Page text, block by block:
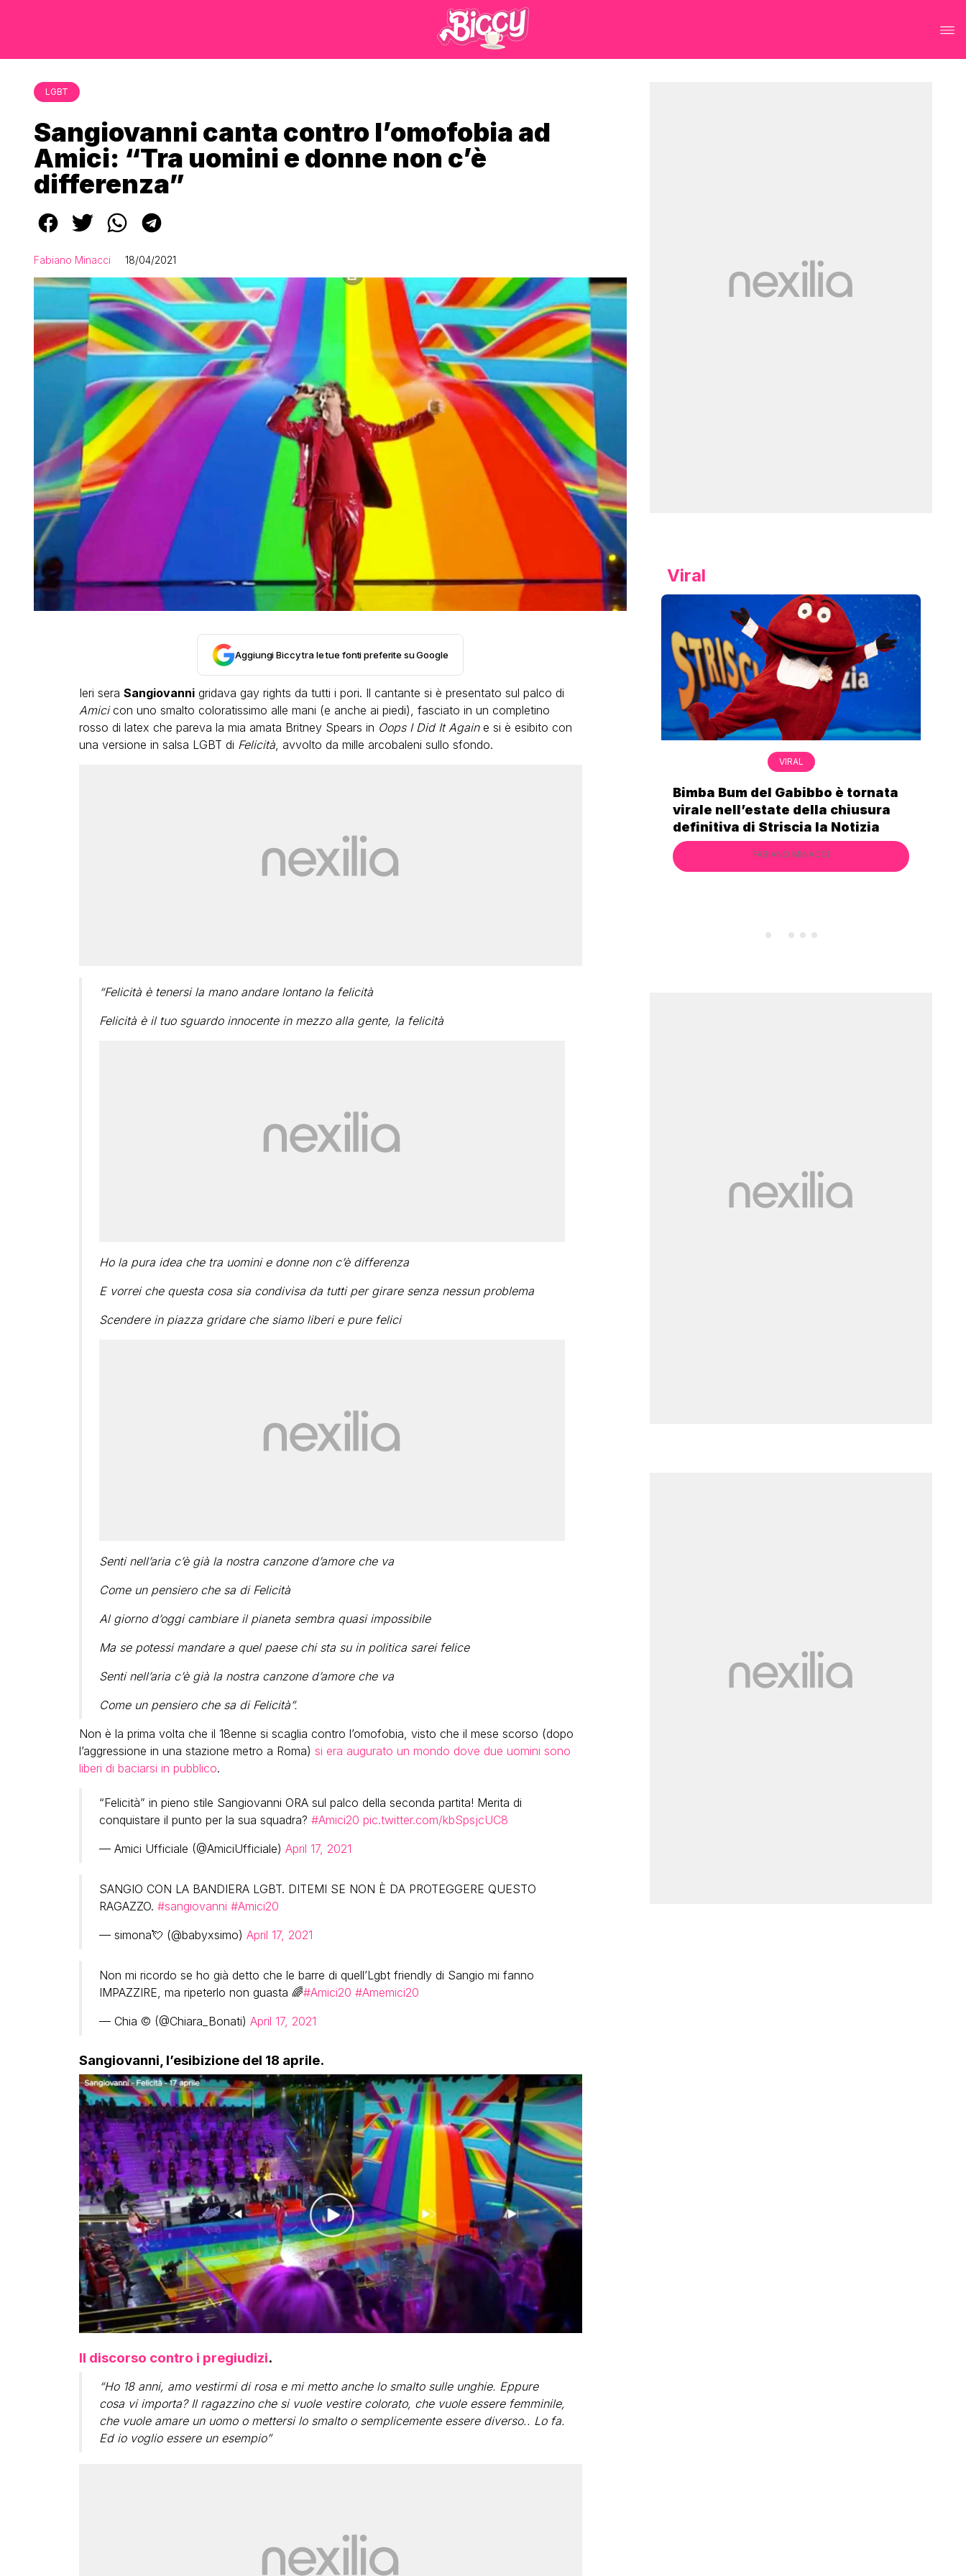
LGBT
Sangiovanni canta contro l’omofobia ad
Amici: “Tra uomini e donne non c’è
differenza”
Fabiano Minacci 18/04/2021
Aggiungi Biccy tra le tue fonti preferite su Google
Ieri sera Sangiovannigridava gay rights da tutti i pori. Il cantante si è presentato sul palco di
Amicicon uno smalto coloratissimo alle mani (e anche ai piedi), fasciato in un completino
rosso di latex che pareva la mia amata Britney Spears in Oops I Did It Againe si è esibito con
una versione in salsa LGBT di Felicità, avvolto da mille arcobaleni sullo sfondo.
“Felicità è tenersi la mano andare lontano la felicità
Felicità è il tuo sguardo innocente in mezzo alla gente, la felicità
Ho la pura idea che tra uomini e donne non c’è differenza
E vorrei che questa cosa sia condivisa da tutti per girare senza nessun problema
Scendere in piazza gridare che siamo liberi e pure felici
Senti nell’aria c’è già la nostra canzone d’amore che va
Come un pensiero che sa di Felicità
Al giorno d’oggi cambiare il pianeta sembra quasi impossibile
Ma se potessi mandare a quel paese chi sta su in politica sarei felice
Senti nell’aria c’è già la nostra canzone d’amore che va
Come un pensiero che sa di Felicità”.
Non è la prima volta che il 18enne si scaglia contro l’omofobia, visto che il mese scorso (dopo
l’aggressione in una stazione metro a Roma) si era augurato un mondo dove due uomini sono
liberi di baciarsi in pubblico.
“Felicità” in pieno stile Sangiovanni ORA sul palco della seconda partita! Merita di
conquistare il punto per la sua squadra? #Amici20 pic.twitter.com/kbSpsjcUC8
— Amici Ufficiale (@AmiciUfficiale) April 17, 2021
SANGIO CON LA BANDIERA LGBT. DITEMI SE NON È DA PROTEGGERE QUESTO
RAGAZZO. #sangiovanni #Amici20
— simona💘 (@babyxsimo) April 17, 2021
Non mi ricordo se ho già detto che le barre di quell’Lgbt friendly di Sangio mi fanno
IMPAZZIRE, ma ripeterlo non guasta 🌈#Amici20 #Amemici20
— Chia © (@Chiara_Bonati) April 17, 2021
Sangiovanni, l’esibizione del 18 aprile.
Il discorso contro i pregiudizi.
“Ho 18 anni, amo vestirmi di rosa e mi metto anche lo smalto sulle unghie. Eppure
cosa vi importa? Il ragazzino che si vuole vestire colorato, che vuole essere femminile,
che vuole amare un uomo o mettersi lo smalto o semplicemente essere diverso.. Lo fa.
Ed io voglio essere un esempio”
Viral
VIRAL
Bimba Bum del Gabibbo è tornata
virale nell’estate della chiusura
definitiva di Striscia la Notizia
FABIANO MINACCI